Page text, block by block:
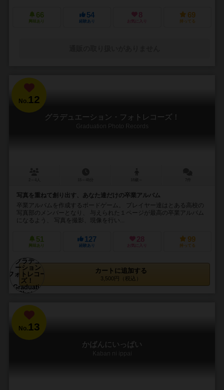
66
興味あり
54
経験あり
8
お気に入り
69
持ってる
No.12
グラデュエーション・フォトレコーズ！
Graduation Photo Records
写真を重ねて創り出す、あなた達だけの卒業アルバム
卒業アルバムを作成するボードゲーム。 プレイヤー達はとある高校の
写真部のメンバーとなり、 与えられた１ページが最高の卒業アルバム
になるよう、 写真を撮影、現像を行い...
51
興味あり
127
経験あり
28
お気に入り
99
持ってる
カートに追加する
3,500円（税込）
No.13
かばんにいっぱい
Kaban ni ippai